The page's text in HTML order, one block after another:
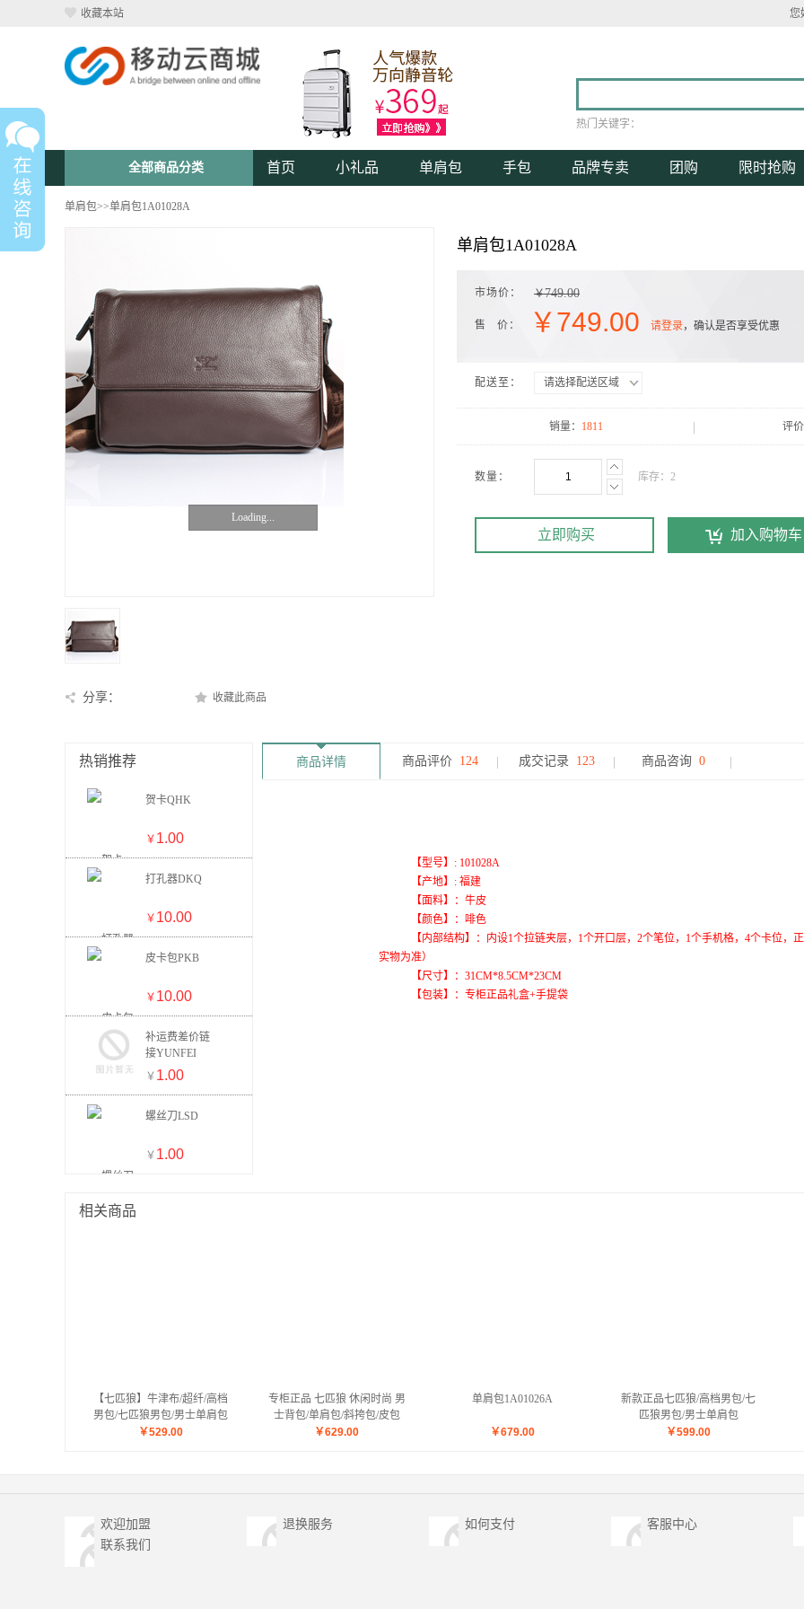
收藏本站 您
热门关键字：
全部商品分类 首页 小礼品 单肩包 手包 品牌专卖 团购 限时抢购
单肩包>>单肩包1A01028A
Loading...
分享： 收藏此商品
单肩包1A01028A
市场价： ￥749.00
售 价： ￥749.00 请登录，确认是否享受优惠
配送至： 请选择配送区域
销量： 1811 评价
数量： 库存： 2
立即购买 加入购物车
热销推荐
贺卡QHK
￥ 1.00
打孔器DKQ
￥ 10.00
皮卡包PKB
￥ 10.00
补运费差价链
接YUNFEI
￥ 1.00
螺丝刀LSD
￥ 1.00
商品详情 商品评价 124 成交记录 123 商品咨询 0
【型号】: 101028A
【产地】: 福建
【面料】：牛皮
【颜色】：啡色
【内部结构】：内设1个拉链夹层，1个开口层，2个笔位，1个手机格，4个卡位，正
实物为准）
【尺寸】：31CM*8.5CM*23CM
【包装】：专柜正品礼盒+手提袋
相关商品
【七匹狼】牛津布/超纤/高档
男包/七匹狼男包/男士单肩包
1A10237
￥529.00
专柜正品 七匹狼 休闲时尚 男
士背包/单肩包/斜挎包/皮包
1A01025A
￥629.00
单肩包1A01026A
￥679.00
新款正品七匹狼/高档男包/七
匹狼男包/男士单肩包
1A3332174-08
￥599.00
欢迎加盟 退换服务 如何支付 客服中心
联系我们